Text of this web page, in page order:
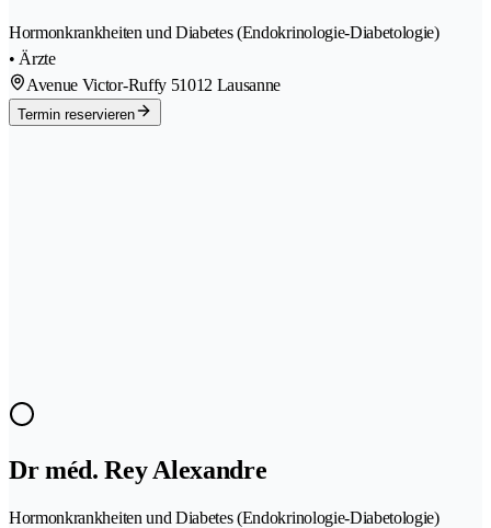
Hormonkrankheiten und Diabetes (Endokrinologie-Diabetologie)
• Ärzte
Avenue Victor-Ruffy 51012 Lausanne
Termin reservieren
Dr méd. Rey Alexandre
Hormonkrankheiten und Diabetes (Endokrinologie-Diabetologie)